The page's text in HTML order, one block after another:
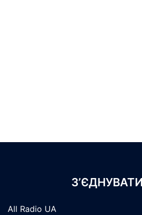
All Radio UA